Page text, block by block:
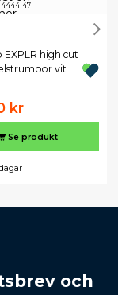
4444-47
EXPLR high cut
vit
kr
Se produkt
och